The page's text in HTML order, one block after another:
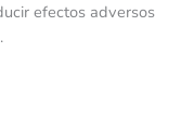
efectos adversos